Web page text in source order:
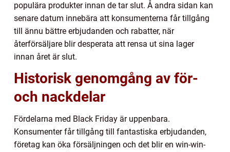
populära produkter innan de tar slut. Å andra sidan kan
senare datum innebära att konsumenterna får tillgång
till ännu bättre erbjudanden och rabatter, när
återförsäljare blir desperata att rensa ut sina lager
innan året är slut.
Historisk genomgång av för-
och nackdelar
Fördelarna med Black Friday är uppenbara.
Konsumenter får tillgång till fantastiska erbjudanden,
företag kan öka försäljningen och det blir en win-win-